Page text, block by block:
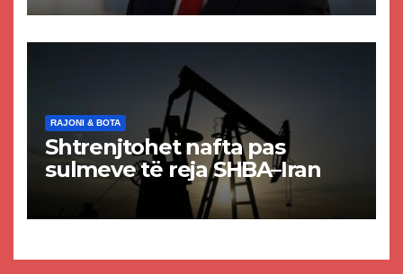
paligjshëm të selisë së
RAJONI & BOTA
Shtrenjtohet nafta pas
sulmeve të reja SHBA–Iran